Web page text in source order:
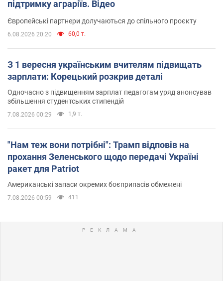
підтримку аграріїв. Відео
Європейські партнери долучаються до спільного проєкту
6.08.2026 20:20 60,0 т.
З 1 вересня українським вчителям підвищать
зарплати: Корецький розкрив деталі
Одночасно з підвищенням зарплат педагогам уряд анонсував
збільшення студентських стипендій
7.08.2026 00:29 1,9 т.
"Нам теж вони потрібні": Трамп відповів на
прохання Зеленського щодо передачі Україні
ракет для Patriot
Американські запаси окремих боєприпасів обмежені
7.08.2026 00:59 411